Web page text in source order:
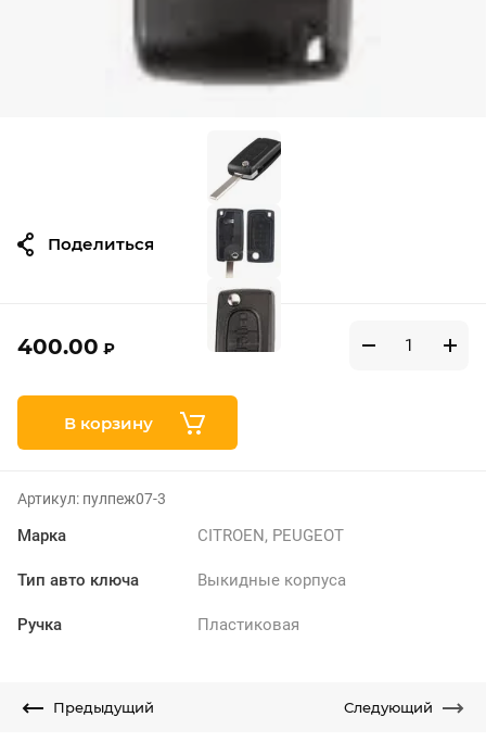
400.00 ₽
В корзину
Артикул: пулпеж07-3
Марка CITROEN, PEUGEOT
Тип авто ключа Выкидные корпуса
Ручка Пластиковая
Поделиться
Предыдущий Следующий